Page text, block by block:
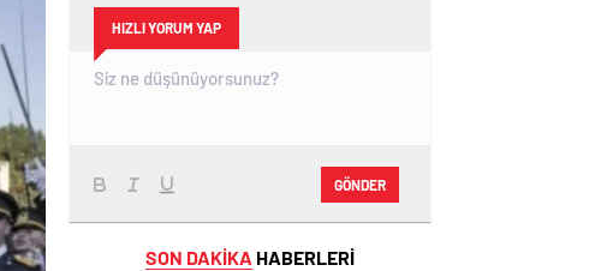
HIZLI YORUM YAP
GÖNDER
SON DAKİKA HABERLERİ